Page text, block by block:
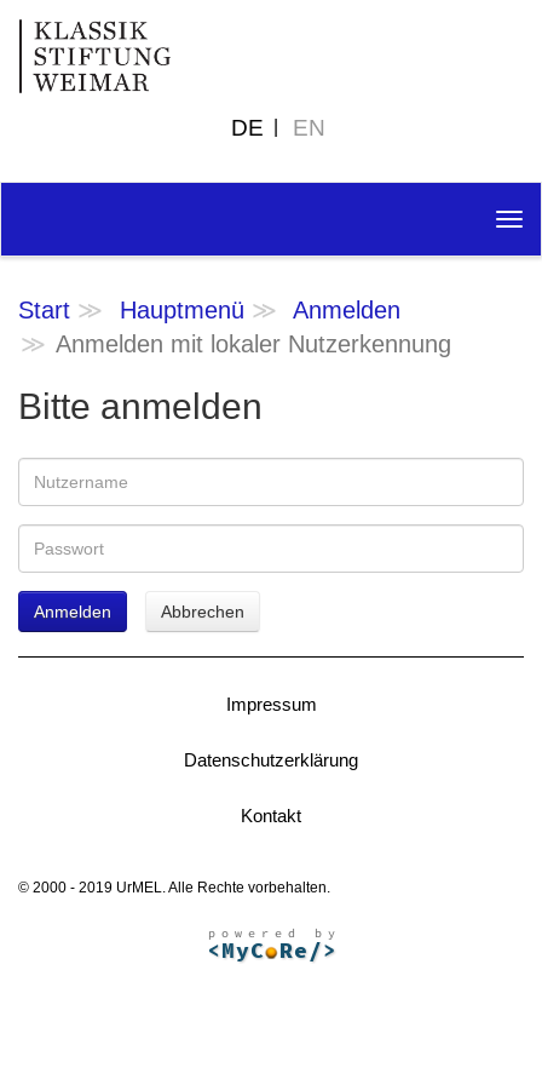
DE EN
Start Hauptmenü
Anmelden
Anmelden mit lokaler Nutzerkennung
Bitte anmelden
Anmelden Abbrechen
Impressum
Datenschutzerklärung
Kontakt
© 2000 - 2019 UrMEL. Alle Rechte vorbehalten.